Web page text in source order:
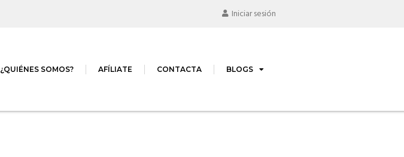
Iniciar sesión
¿QUIÉNES SOMOS? AFÍLIATE CONTACTA BLOGS